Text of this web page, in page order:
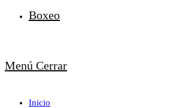
Boxeo
Menú Cerrar
Inicio